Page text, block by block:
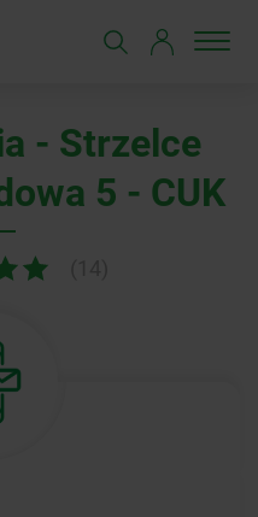
- Strzelce
5 - CUK